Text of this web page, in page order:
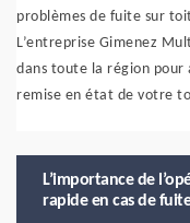
problèmes de fuite sur
L’entreprise Gimenez
dans toute la région pour
remise en état de votre
L’importance de
rapide en cas de